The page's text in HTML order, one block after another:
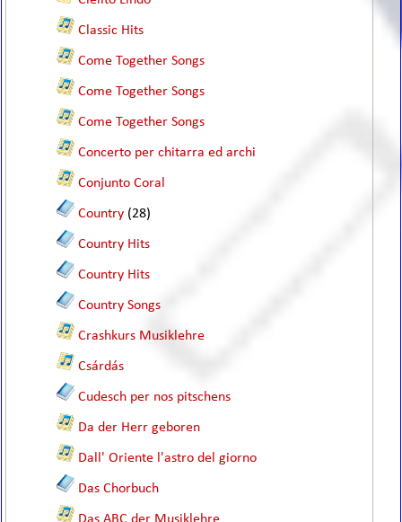
Classic Hits
Come Together Songs
Come Together Songs
Come Together Songs
Concerto per chitarra ed archi
Conjunto Coral
Country (28)
Country Hits
Country Hits
Country Songs
Crashkurs Musiklehre
Csárdás
Cudesch per nos pitschens
Da der Herr geboren
Dall' Oriente l'astro del giorno
Das Chorbuch